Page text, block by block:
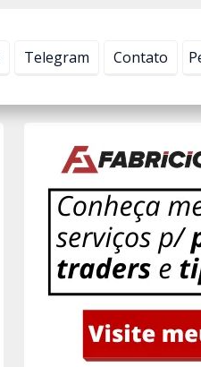
Telegram Contato